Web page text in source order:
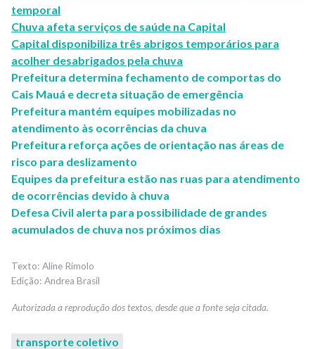
temporal
Chuva afeta serviços de saúde na Capital
Capital disponibiliza três abrigos temporários para
acolher desabrigados pela chuva
Prefeitura determina fechamento de comportas do
Cais Mauá e decreta situação de emergência
Prefeitura mantém equipes mobilizadas no
atendimento às ocorrências da chuva
Prefeitura reforça ações de orientação nas áreas de
risco para deslizamento
Equipes da prefeitura estão nas ruas para atendimento
de ocorrências devido à chuva
Defesa Civil alerta para possibilidade de grandes
acumulados de chuva nos próximos dias
Aline Rimolo
Andrea Brasil
transporte coletivo